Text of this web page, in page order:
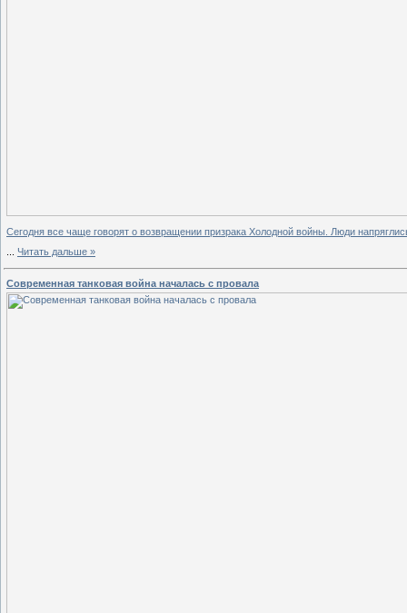
Сегодня все чаще говорят о возвращении призрака Холодной войны. Люди
Читать дальше »
Современная танковая война началась с провала